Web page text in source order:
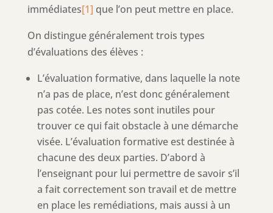
immédiates[1] que l’on peut mettre en place.
On distingue généralement trois types
d’évaluations des élèves :
L’évaluation formative, dans laquelle la note
n’a pas de place, n’est donc généralement
pas cotée. Les notes sont inutiles pour
trouver ce qui fait obstacle à une démarche
visée. L’évaluation formative est destinée à
chacune des deux parties. D’abord à
l’enseignant pour lui permettre de savoir s’il
a fait correctement son travail et de mettre
en place les remédiations, mais aussi à un